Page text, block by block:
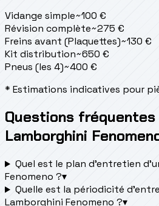
Vidange simple~100 €
Révision complète~275 €
Freins avant (Plaquettes)~130 €
Kit distribution~650 €
Pneus (les 4)~400 €
* Estimations indicatives pour
Questions
Lamborghini
Quel est le plan d’entretien
Fenomeno ?▾
Quelle est la périodicité
Lamborghini Fenomeno ?▾